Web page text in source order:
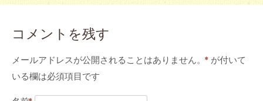
コメントを残す
メールアドレスが公開されることはありません。
* が付いて
いる欄は必須項目です